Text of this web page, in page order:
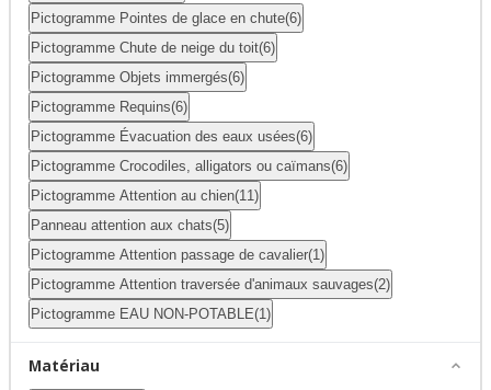
Pictogramme Pointes de glace en chute(6)
Pictogramme Chute de neige du toit(6)
Pictogramme Objets immergés(6)
Pictogramme Requins(6)
Pictogramme Évacuation des eaux usées(6)
Pictogramme Crocodiles, alligators ou caïmans(6)
Pictogramme Attention au chien(11)
Panneau attention aux chats(5)
Pictogramme Attention passage de cavalier(1)
Pictogramme Attention traversée d'animaux sauvages(2)
Pictogramme EAU NON-POTABLE(1)
Matériau